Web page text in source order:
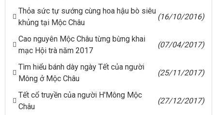
Thỏa sức tự sướng cùng hoa hậu bò siêu
khủng tại Mộc Châu
(16/10/2016)
Cao nguyên Mộc Châu từng bừng khai
mạc Hội trà năm 2017
(07/04/2017)
Tìm hiểu bánh dày ngày Tết của người
Mông ở Mộc Châu
(25/11/2017)
Tết cổ truyền của người H'Mông Mộc
Châu
(27/12/2017)